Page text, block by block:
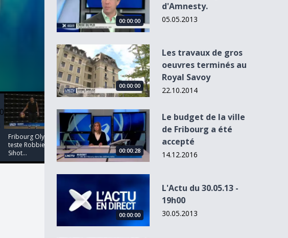
Fribourg Olympic
teste Robbie
Sihot...
00:00:00
L'Actu du 28.10.14
- 19h00
00:00:00
d'Amnesty.
05.05.2013
Les travaux de gros oeuvres terminés au Royal Savoy
00:00:00
Les travaux de gros
oeuvres terminés au
Royal Savoy
22.10.2014
Le budget de la ville de Fribourg a été accepté
00:00:28
Le budget de la ville
de Fribourg a été
accepté
14.12.2016
L&#039;Actu du 30.05.13 - 19h00
00:00:00
L'Actu du 30.05.13 -
19h00
30.05.2013